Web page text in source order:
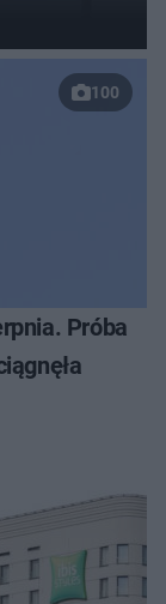
100
Próba